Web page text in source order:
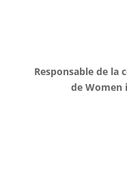
Responsable de la
de Women